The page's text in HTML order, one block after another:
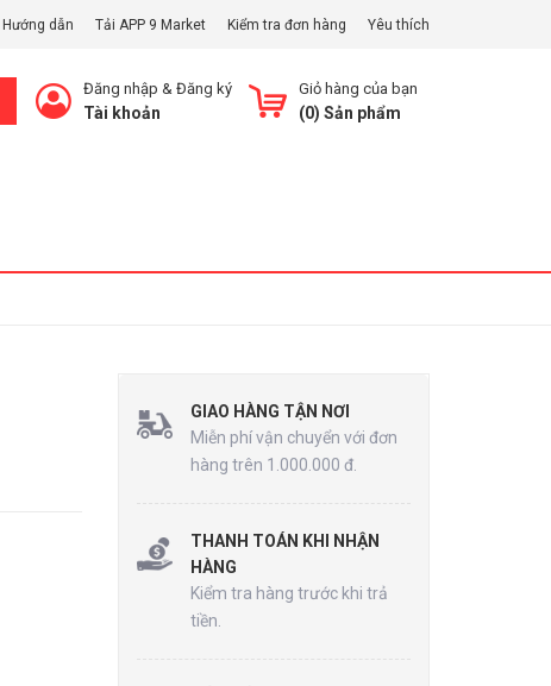
Hướng dẫn Tải APP 9 Market Kiểm tra đơn hàng Yêu thích
Giỏ hàng của bạn
(0) Sản phẩm
Đăng nhập & Đăng ký
Tài khoản
GIAO HÀNG TẬN NƠI
Miễn phí vận chuyển với đơn
hàng trên 1.000.000 đ.
THANH TOÁN KHI NHẬN
HÀNG
Kiểm tra hàng trước khi trả
tiền.